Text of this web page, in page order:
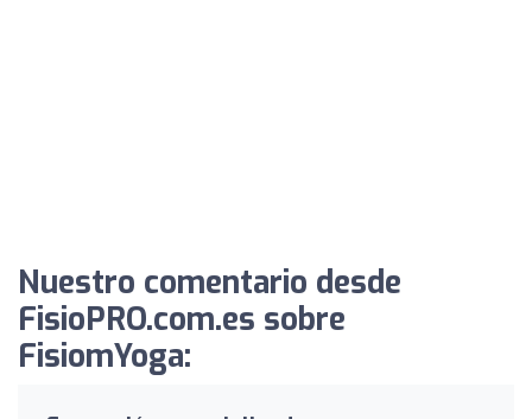
Nuestro comentario desde
FisioPRO.com.es sobre
FisiomYoga: